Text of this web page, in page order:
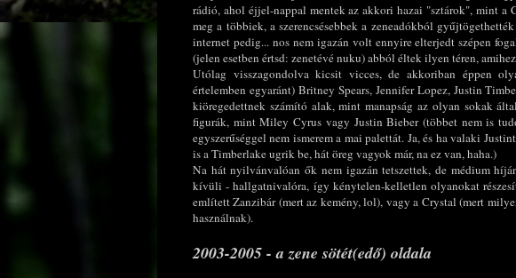
rádió, ahol éjjel-nappal mentek az akkori hazai "sztárok", mint a
meg a többiek, a szerencsésebbek a zeneadókból
internet pedig... nos nem igazán volt ennyire elterjedt szépen
(jelen esetben értsd: zenetévé nuku) abból éltek ilyen téren,
Utólag visszagondolva kicsit vicces, de akkoriban éppen
értelemben egyaránt) Britney Spears, Jennifer Lopez, Justin
kiöregedettnek számító alak, mint manapság az olyan sokak
figurák, mint Miley Cyrus vagy Justin Bieber (többet nem is
egyszerűséggel nem ismerem a mai palettát. Ja, és ha valaki
is a Timberlake ugrik be, hát öreg vagyok már, na ez van, haha.)
Na hát nyilvánvalóan ők nem igazán tetszettek, de médium
kívüli - hallgatnivalóra, így kénytelen-kelletlen olyanokat
említett Zanzibár (mert az kemény, lol), vagy a Crystal (mert
használnak).
2003-2005 - a zene sötét(edő) oldala